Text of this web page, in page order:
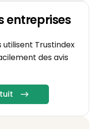
entreprises
utilisent Trustindex
des avis